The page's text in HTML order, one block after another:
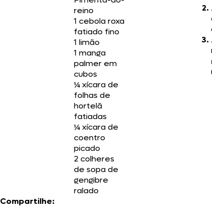
reino
1 cebola roxa
fatiado fino
1 limão
1 manga
palmer em
cubos
¼ xícara de
folhas de
hortelã
fatiadas
¼ xícara de
coentro
picado
2 colheres
de sopa de
gengibre
ralado
Compartilhe: